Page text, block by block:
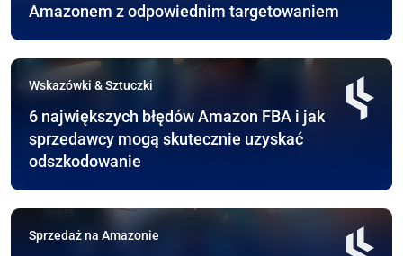
Amazonem z odpowiednim targetowaniem
Wskazówki & Sztuczki
6 największych błędów Amazon FBA i jak
sprzedawcy mogą skutecznie uzyskać
odszkodowanie
Sprzedaż na Amazonie